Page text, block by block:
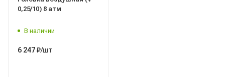
0,25/10) 8 атм
В наличии
6 247₽/шт